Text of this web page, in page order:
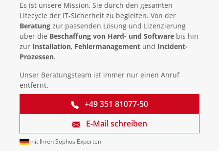
Es ist unsere Mission, Sie durch den gesamten
Lifecycle der IT-Sicherheit zu begleiten. Von der
Beratung zur passenden Lösung und Lizenzierung
über die Beschaffung von Hard- und Software bis hin
zur Installation, Fehlermanagement und Incident-
Prozessen.
Unser Beratungsteam ist immer nur einen Anruf
entfernt.
+49 351 81077-50
E-Mail schreiben
mit Ihren Sophos Experten